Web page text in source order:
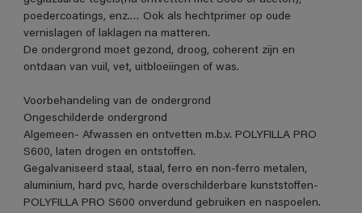
poedercoatings, enz.… Ook als hechtprimer op oude
vernislagen of laklagen na matteren.
De ondergrond moet gezond, droog, coherent zijn en
ontdaan van vuil, vet, uitbloeiingen of was.
Voorbehandeling van de ondergrond
Ongeschilderde ondergrond
Algemeen- Afwassen en ontvetten m.b.v. POLYFILLA PRO
S600, laten drogen en ontstoffen.
Gegalvaniseerd staal, staal, ferro en non-ferro metalen,
aluminium, hard pvc, harde overschilderbare kunststoffen-
POLYFILLA PRO S600 onverdund gebruiken en naspoelen.